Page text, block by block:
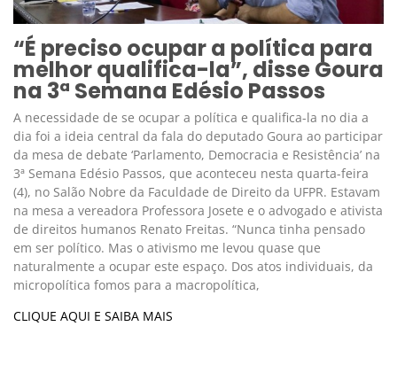
“É preciso ocupar a política para
melhor qualifica-la”, disse Goura
na 3ª Semana Edésio Passos
A necessidade de se ocupar a política e qualifica-la no dia a
dia foi a ideia central da fala do deputado Goura ao participar
da mesa de debate ‘Parlamento, Democracia e Resistência’ na
3ª Semana Edésio Passos, que aconteceu nesta quarta-feira
(4), no Salão Nobre da Faculdade de Direito da UFPR. Estavam
na mesa a vereadora Professora Josete e o advogado e ativista
de direitos humanos Renato Freitas. “Nunca tinha pensado
em ser político. Mas o ativismo me levou quase que
naturalmente a ocupar este espaço. Dos atos individuais, da
micropolítica fomos para a macropolítica,
CLIQUE AQUI E SAIBA MAIS